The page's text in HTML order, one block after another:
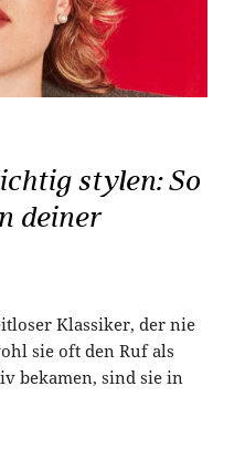
stylen: So
deiner
Klassiker, der nie
sie oft den Ruf als
bekamen, sind sie in